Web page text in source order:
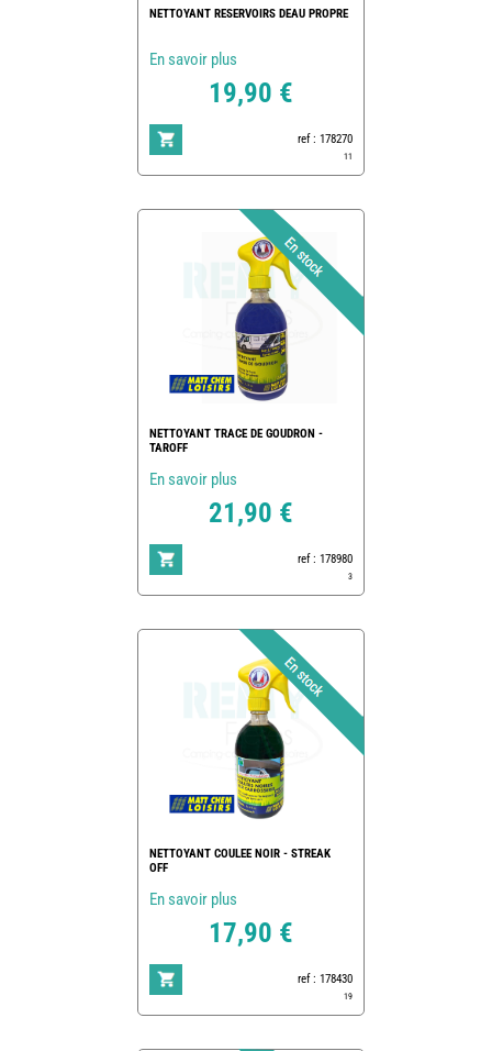
NETTOYANT RESERVOIRS DEAU PROPRE
En savoir plus
19,90 €
ref : 178270
11
NETTOYANT TRACE DE GOUDRON -
TAROFF
En savoir plus
21,90 €
ref : 178980
3
NETTOYANT COULEE NOIR - STREAK
OFF
En savoir plus
17,90 €
ref : 178430
19